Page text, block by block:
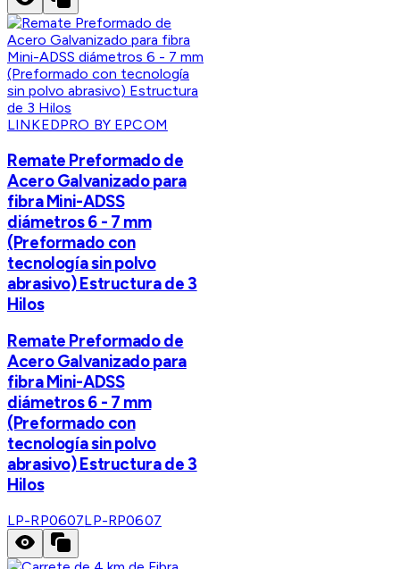
LINKEDPRO BY EPCOM
Remate Preformado de
Acero Galvanizado para
fibra Mini-ADSS
diámetros 6 - 7 mm
(Preformado con
tecnología sin polvo
abrasivo) Estructura de 3
Hilos
Remate Preformado de
Acero Galvanizado para
fibra Mini-ADSS
diámetros 6 - 7 mm
(Preformado con
tecnología sin polvo
abrasivo) Estructura de 3
Hilos
LP-RP0607LP-RP0607